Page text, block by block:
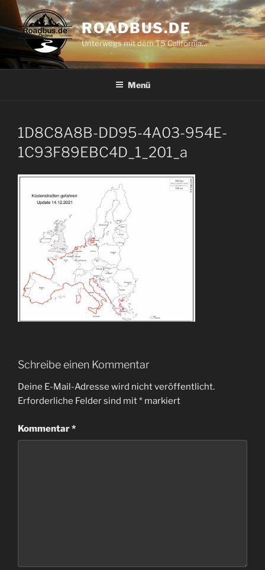
Zum
Inhalt
springen
ROADBUS.DE
Unterwegs mit dem T5 California…
Menü
1D8C8A8B-DD95-4A03-954E-
1C93F89EBC4D_1_201_a
Schreibe einen Kommentar
Deine E-Mail-Adresse wird nicht veröffentlicht.
Erforderliche Felder sind mit* markiert
Kommentar*